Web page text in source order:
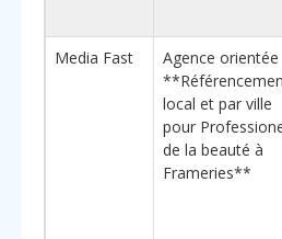
Media Fast
Agence orientée
local et par ville
pour
de la beauté à
Frameries**